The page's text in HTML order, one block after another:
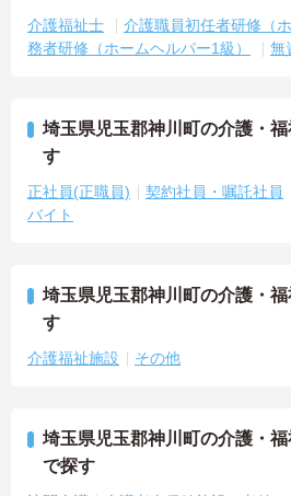
介護福祉士 介護職員初任者研修（
務者研修（ホームヘルパー1級）
無
埼玉県児玉郡神川町の介護・
す
正社員(正職員) 契約社員・嘱託社員
バイト
埼玉県児玉郡神川町の介護・
す
介護福祉施設 その他
埼玉県児玉郡神川町の介護・
で探す